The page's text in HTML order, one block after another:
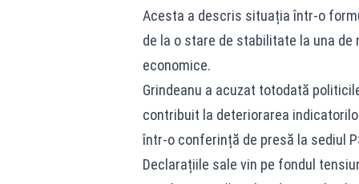
Acesta a descris situația într-o
de la o stare de stabilitate la una
economice.
Grindeanu a acuzat totodată
contribuit la deteriorarea
într-o conferință de presă la sediul
Declarațiile sale vin pe fondul